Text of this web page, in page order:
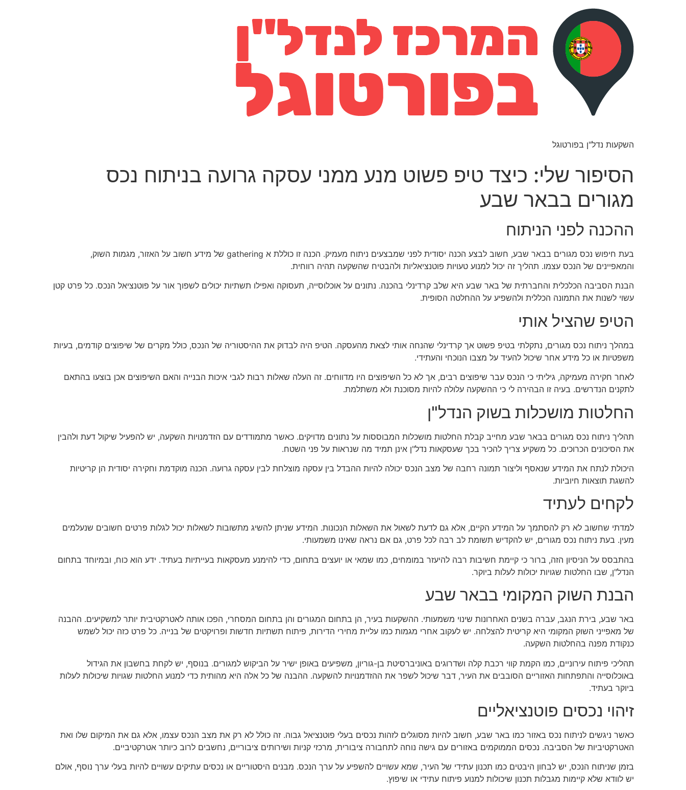
השקעות נדל"ן בפורטוגל
הסיפור שלי: כיצד טיפ פשוט מנע ממני עסקה גרועה בניתוח נכס
מגורים בבאר שבע
ההכנה לפני הניתוח
בעת חיפוש נכס מגורים בבאר שבע, חשוב לבצע הכנה יסודית לפני שמבצעים ניתוח מעמיק. הכנה זו כוללת א gathering של מידע חשוב על האזור, מגמות השוק,
והמאפיינים של הנכס עצמו. תהליך זה יכול למנוע טעויות פוטנציאליות ולהבטיח שהשקעה תהיה רווחית.
הבנת הסביבה הכלכלית והחברתית של באר שבע היא שלב קרדינלי בהכנה. נתונים על אוכלוסייה, תעסוקה ואפילו תשתיות יכולים לשפוך אור על פוטנציאל הנכס. כל פרט קטן
עשוי לשנות את התמונה הכללית ולהשפיע על ההחלטה הסופית.
הטיפ שהציל אותי
במהלך ניתוח נכס מגורים, נתקלתי בטיפ פשוט אך קרדינלי שהנחה אותי לצאת מהעסקה. הטיפ היה לבדוק את ההיסטוריה של הנכס, כולל מקרים של שיפוצים קודמים, בעיות
משפטיות או כל מידע אחר שיכול להעיד על מצבו הנוכחי והעתידי.
לאחר חקירה מעמיקה, גיליתי כי הנכס עבר שיפוצים רבים, אך לא כל השיפוצים היו מדווחים. זה העלה שאלות רבות לגבי איכות הבנייה והאם השיפוצים אכן בוצעו בהתאם
לתקנים הנדרשים. בעיה זו הבהירה לי כי ההשקעה עלולה להיות מסוכנת ולא משתלמת.
החלטות מושכלות בשוק הנדל"ן
תהליך ניתוח נכס מגורים בבאר שבע מחייב קבלת החלטות מושכלות המבוססות על נתונים מדויקים. כאשר מתמודדים עם הזדמנויות השקעה, יש להפעיל שיקול דעת ולהבין
את הסיכונים הכרוכים. כל משקיע צריך להכיר בכך שעסקאות נדל"ן אינן תמיד מה שנראות על פני השטח.
היכולת לנתח את המידע שנאסף וליצור תמונה רחבה של מצב הנכס יכולה להיות ההבדל בין עסקה מוצלחת לבין עסקה גרועה. הכנה מוקדמת וחקירה יסודית הן קריטיות
להשגת תוצאות חיוביות.
לקחים לעתיד
למדתי שחשוב לא רק להסתמך על המידע הקיים, אלא גם לדעת לשאול את השאלות הנכונות. המידע שניתן להשיג מתשובות לשאלות יכול לגלות פרטים חשובים שנעלמים
מעין. בעת ניתוח נכס מגורים, יש להקדיש תשומת לב רבה לכל פרט, גם אם נראה שאינו משמעותי.
בהתבסס על הניסיון הזה, ברור כי קיימת חשיבות רבה להיעזר במומחים, כמו שמאי או יועצים בתחום, כדי להימנע מעסקאות בעייתיות בעתיד. ידע הוא כוח, ובמיוחד בתחום
הנדל"ן, שבו החלטות שגויות יכולות לעלות ביוקר.
הבנת השוק המקומי בבאר שבע
באר שבע, בירת הנגב, עברה בשנים האחרונות שינוי משמעותי. ההשקעות בעיר, הן בתחום המגורים והן בתחום המסחרי, הפכו אותה לאטרקטיבית יותר למשקיעים. ההבנה
של מאפייני השוק המקומי היא קריטית להצלחה. יש לעקוב אחרי מגמות כמו עליית מחירי הדירות, פיתוח תשתיות חדשות ופרויקטים של בנייה. כל פרט כזה יכול לשמש
כנקודת מפנה בהחלטות השקעה.
תהליכי פיתוח עירוניים, כמו הקמת קווי רכבת קלה ושדרוגים באוניברסיטת בן-גוריון, משפיעים באופן ישיר על הביקוש למגורים. בנוסף, יש לקחת בחשבון את הגידול
באוכלוסייה והתפתחות האזוריים הסובבים את העיר, דבר שיכול לשפר את ההזדמנויות להשקעה. ההבנה של כל אלה היא מהותית כדי למנוע החלטות שגויות שיכולות לעלות
ביוקר בעתיד.
זיהוי נכסים פוטנציאליים
כאשר ניגשים לניתוח נכס באזור כמו באר שבע, חשוב להיות מסוגלים לזהות נכסים בעלי פוטנציאל גבוה. זה כולל לא רק את מצב הנכס עצמו, אלא גם את המיקום שלו ואת
האטרקטיביות של הסביבה. נכסים הממוקמים באזורים עם גישה נוחה לתחבורה ציבורית, מרכזי קניות ושירותים ציבוריים, נחשבים לרוב כיותר אטרקטיביים.
בזמן שניתוח הנכס, יש לבחון היבטים כמו תכנון עתידי של העיר, שמא עשויים להשפיע על ערך הנכס. מבנים היסטוריים או נכסים עתיקים עשויים להיות בעלי ערך נוסף, אולם
יש לוודא שלא קיימות מגבלות תכנון שיכולות למנוע פיתוח עתידי או שיפוץ.